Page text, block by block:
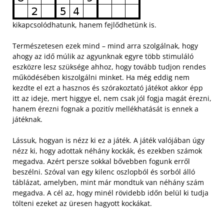
kikapcsolódhatunk, hanem fejlődhetünk is.
Természetesen ezek mind – mind arra szolgálnak, hogy
ahogy az idő múlik az agyunknak egyre több stimuláló
eszközre lesz szüksége ahhoz, hogy tovább tudjon rendes
működésében kiszolgálni minket. Ha még eddig nem
kezdte el ezt a hasznos és szórakoztató játékot akkor épp
itt az ideje, mert higgye el, nem csak jól fogja magát érezni,
hanem érezni fognak a pozitív mellékhatását is ennek a
játéknak.
Lássuk, hogyan is nézz ki ez a játék. A játék valójában úgy
nézz ki, hogy adottak néhány kockák, és ezekben számok
megadva. Azért persze sokkal bővebben fogunk erről
beszélni. Szóval van egy kilenc oszlopból és sorból álló
táblázat, amelyben, mint már mondtuk van néhány szám
megadva. A cél az, hogy minél rövidebb időn belül ki tudja
tölteni ezeket az üresen hagyott kockákat.